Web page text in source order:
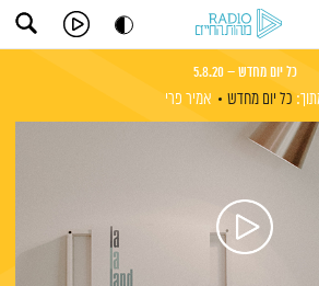
כל יום מחדש – 5.8.20
כל יום מחדש אמיר פרי